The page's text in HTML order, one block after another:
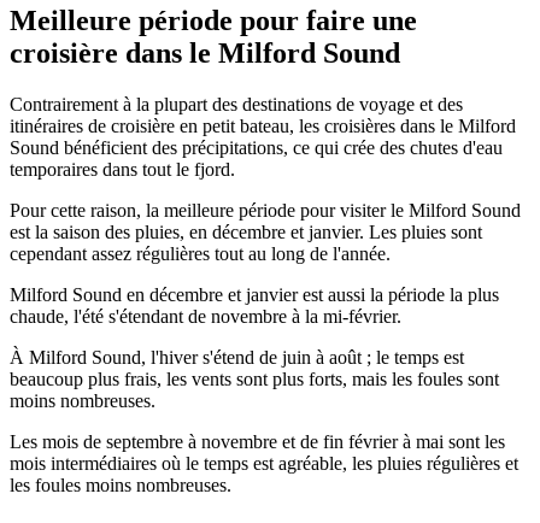
Meilleure période pour faire une
croisière dans le Milford Sound
Contrairement à la plupart des destinations de voyage et des
itinéraires de croisière en petit bateau, les croisières dans le Milford
Sound bénéficient des précipitations, ce qui crée des chutes d'eau
temporaires dans tout le fjord.
Pour cette raison, la meilleure période pour visiter le Milford Sound
est la saison des pluies, en décembre et janvier. Les pluies sont
cependant assez régulières tout au long de l'année.
Milford Sound en décembre et janvier est aussi la période la plus
chaude, l'été s'étendant de novembre à la mi-février.
À Milford Sound, l'hiver s'étend de juin à août ; le temps est
beaucoup plus frais, les vents sont plus forts, mais les foules sont
moins nombreuses.
Les mois de septembre à novembre et de fin février à mai sont les
mois intermédiaires où le temps est agréable, les pluies régulières et
les foules moins nombreuses.